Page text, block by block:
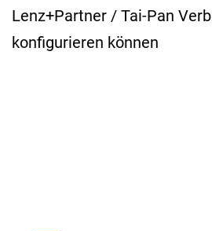
Lenz+Partner / Tai-Pan
konfigurieren können